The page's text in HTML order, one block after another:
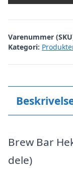
Varenummer
Kategori:
Brew Bar
dele)